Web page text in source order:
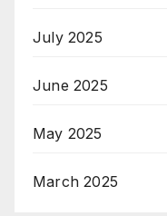
July 2025
June 2025
May 2025
March 2025